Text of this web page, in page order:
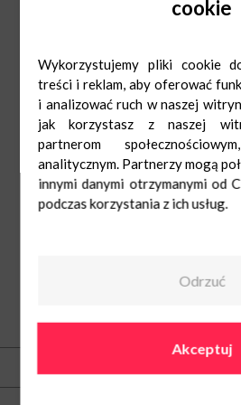
przebiegać w dwóch kategoriach wiekowych –
pokazy trickboardu w wykonaniu
uczestników turnieju „Bitwa na tricki”.
Do zobaczenie w Bielawach!
Kontakt
cookie
Wykorzystujemy pliki cookie
treści i reklam, aby oferować
i analizować ruch w naszej
jak korzystasz z naszej
partnerom
analitycznym. Partnerzy mogą
innymi danymi otrzymanymi od
podczas korzystania z ich usług.
Odrzuć
Akceptuj